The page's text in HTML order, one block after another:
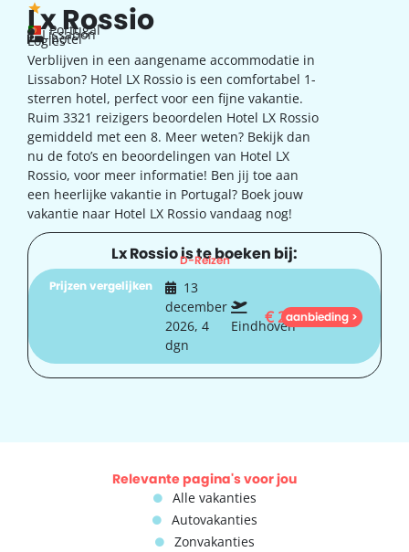
Lx Rossio
Portugal
Lissabon
hotel
Logies
Verblijven in een aangename accommodatie in
Lissabon? Hotel LX Rossio is een comfortabel 1-
sterren hotel, perfect voor een fijne vakantie.
Ruim 3321 reizigers beoordelen Hotel LX Rossio
gemiddeld met een 8. Meer weten? Bekijk dan
nu de foto’s en beoordelingen van Hotel LX
Rossio, voor meer informatie! Ben jij toe aan
een heerlijke vakantie in Portugal? Boek jouw
vakantie naar Hotel LX Rossio vandaag nog!
Lx Rossio is te boeken bij:
D-Reizen
Prijzen vergelijken
13
december
2026, 4
dgn
Eindhoven
€201
aanbieding >
Relevante pagina's voor jou
Alle vakanties
Autovakanties
Zonvakanties